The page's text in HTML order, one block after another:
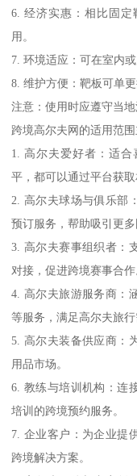
6. 经济实惠：相比固
用。
7. 环境适应：可在室内
8. 维护方便：靶板可单
注意：使用时应遵守当
跨境高尔夫网的适用范
1. 高尔夫爱好者：适
平，都可以通过平台获
2. 高尔夫球场与俱乐部
预订服务，帮助吸引更多
3. 高尔夫赛事组织者：
对接，促进跨境赛事合作
4. 高尔夫旅游服务商：
等服务，满足高尔夫旅行
5. 高尔夫装备供应商：
用品市场。
6. 教练与培训机构：连
培训的跨境预约服务。
7. 企业客户：为企业提
跨境解决方案。